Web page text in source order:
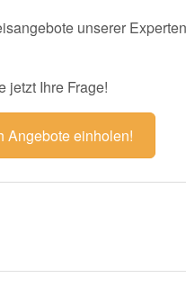
unserer
jetzt Ihre Frage!
Angebote einholen!